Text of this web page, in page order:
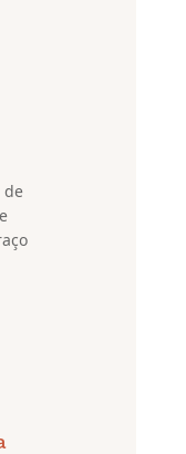
de